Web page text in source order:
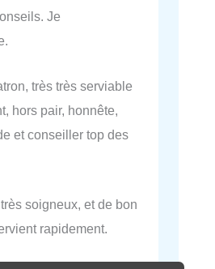
Je
très très serviable
hors pair, honnête,
et conseiller top des
soigneux, et de bon
rapidement.